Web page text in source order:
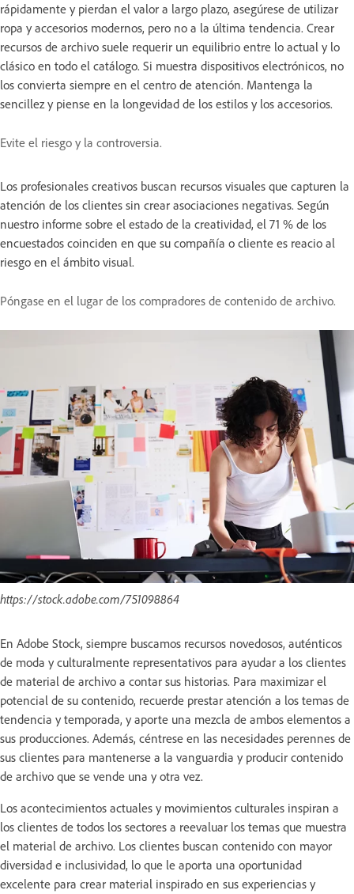
rápidamente y pierdan el valor a largo plazo, asegúrese de utilizar
ropa y accesorios modernos, pero no a la última tendencia. Crear
recursos de archivo suele requerir un equilibrio entre lo actual y lo
clásico en todo el catálogo. Si muestra dispositivos electrónicos, no
los convierta siempre en el centro de atención. Mantenga la
sencillez y piense en la longevidad de los estilos y los accesorios.
Evite el riesgo y la controversia.
Los profesionales creativos buscan recursos visuales que capturen la
atención de los clientes sin crear asociaciones negativas. Según
nuestro informe sobre el estado de la creatividad, el 71 % de los
encuestados coinciden en que su compañía o cliente es reacio al
riesgo en el ámbito visual.
Póngase en el lugar de los compradores de contenido de archivo.
https://stock.adobe.com/751098864
En Adobe Stock, siempre buscamos recursos novedosos, auténticos
de moda y culturalmente representativos para ayudar a los clientes
de material de archivo a contar sus historias. Para maximizar el
potencial de su contenido, recuerde prestar atención a los temas de
tendencia y temporada, y aporte una mezcla de ambos elementos a
sus producciones. Además, céntrese en las necesidades perennes de
sus clientes para mantenerse a la vanguardia y producir contenido
de archivo que se vende una y otra vez.
Los acontecimientos actuales y movimientos culturales inspiran a
los clientes de todos los sectores a reevaluar los temas que muestra
el material de archivo. Los clientes buscan contenido con mayor
diversidad e inclusividad, lo que le aporta una oportunidad
excelente para crear material inspirado en sus experiencias y